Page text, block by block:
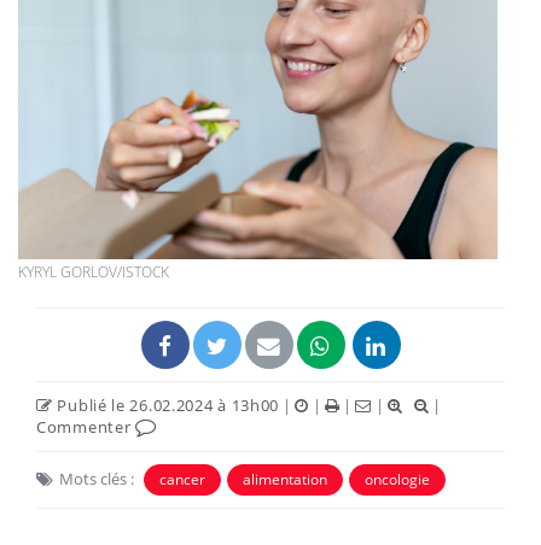
KYRYL GORLOV/ISTOCK
Publié le 26.02.2024 à 13h00 | | | |
|
Commenter
Mots clés : cancer alimentation oncologie